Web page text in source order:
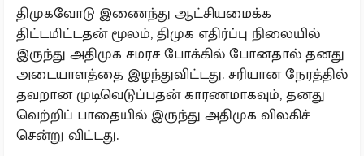
திமுகவோடு இணைந்து ஆட்சியமைக்க
திட்டமிட்டதன் மூலம், திமுக எதிர்ப்பு நிலையில்
இருந்து அதிமுக சமரச போக்கில் போனதால் தனது
அடையாளத்தை இழந்துவிட்டது. சரியான நேரத்தில்
தவறான முடிவெடுப்பதன் காரணமாகவும், தனது
வெற்றிப் பாதையில் இருந்து அதிமுக விலகிச்
சென்று விட்டது.